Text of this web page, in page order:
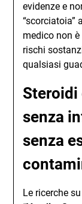
evidenze e
“scorciatoia”
medico non è
rischi
qualsiasi
Steroidi
senza
senza
Le ricerche